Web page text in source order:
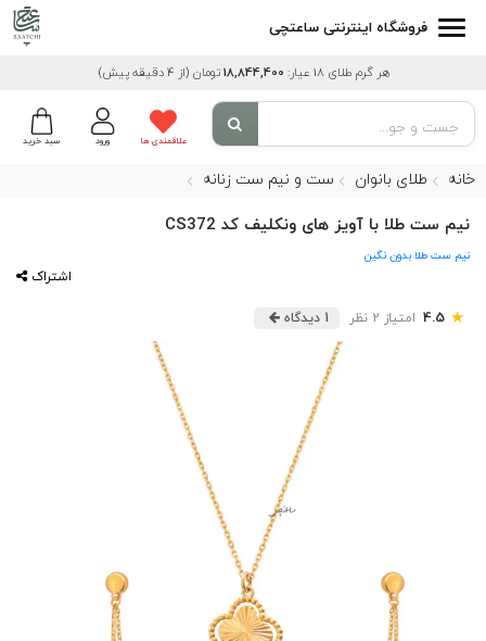
فروشگاه اینترنتی ساعتچی
هر گرم طلای 18 عیار: 18,844,400 تومان (از 4 دقیقه پیش)
سبد خرید ورود علاقمندی ها
خانه طلای بانوان ست و نیم ست زنانه
نیم ست طلا با آویز های ونکلیف کد CS372
نیم ست طلا بدون نگین
اشتراک
★
4.5 امتیاز 2 نظر 1 دیدگاه